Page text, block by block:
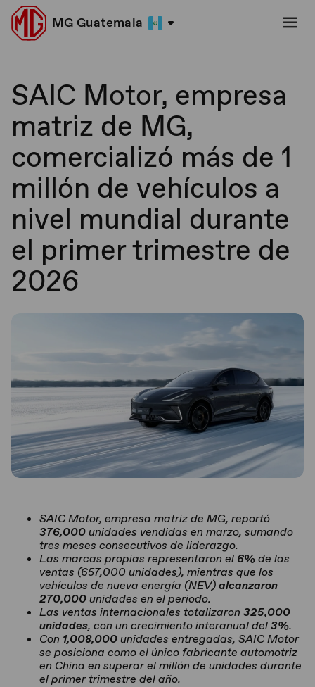
MG Guatemala
SAIC Motor, empresa
matriz de MG,
comercializó más de 1
millón de vehículos a
nivel mundial durante
el primer trimestre de
2026
SAIC Motor, empresa matriz de MG, reportó
376,000unidades vendidas en marzo, sumando
tres meses consecutivos de liderazgo.
Las marcas propias representaron el 6%de las
ventas (657,000 unidades), mientras que los
vehículos de nueva energía (NEV)alcanzaron
270,000unidades en el periodo.
Las ventas internacionales totalizaron 325,000
unidades, con un crecimiento interanual del3%.
Con 1,008,000unidades entregadas, SAIC Motor
se posiciona como el único fabricante automotriz
en China en superar el millón de unidades durante
el primer trimestre del año.